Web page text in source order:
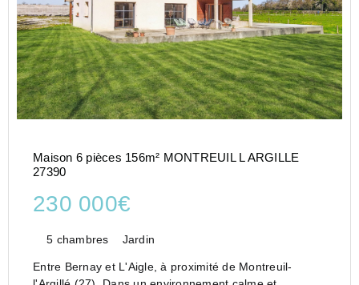
Maison 6 pièces 156m² MONTREUIL L ARGILLE
27390
230 000€
5 chambres Jardin
Entre Bernay et L'Aigle, à proximité de Montreuil-